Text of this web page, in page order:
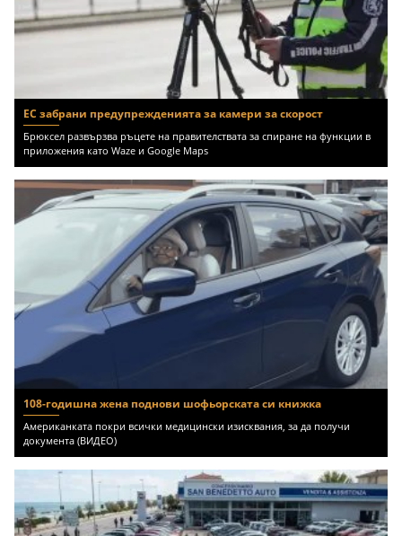
ЕС забрани предупрежденията за камери за скорост
Брюксел развързва ръцете на правителствата за спиране на функции в
приложения като Waze и Google Maps
108-годишна жена поднови шофьорската си книжка
Американката покри всички медицински изисквания, за да получи
документа (ВИДЕО)